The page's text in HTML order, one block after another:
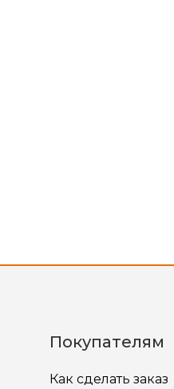
Покупателям
Как сделать заказ